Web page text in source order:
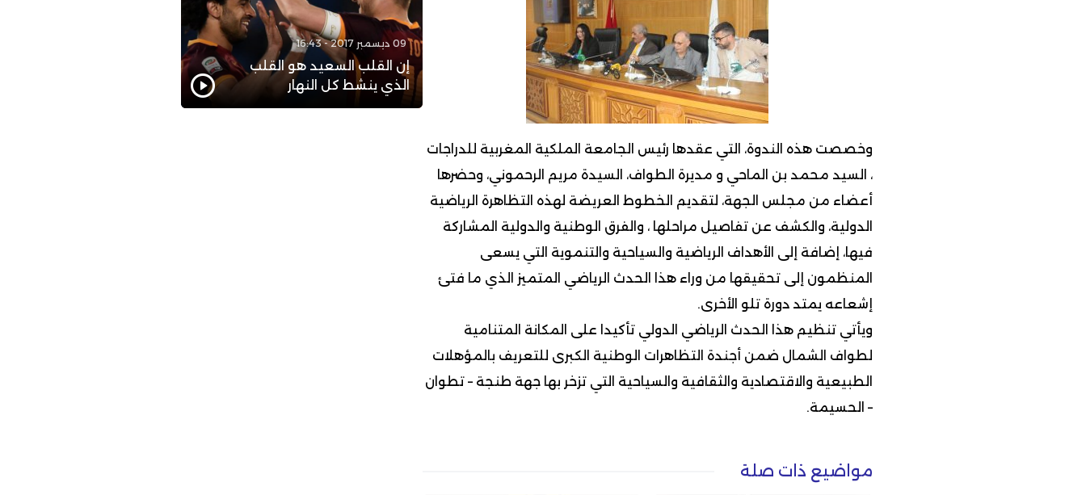
وخصصت هذه الندوة، التي عقدها رئيس الجامعة الملكية المغربية للدراجات
، السيد محمد بن الماحي و مديرة الطواف، السيدة مريم الرحموني، وحضرها
أعضاء من مجلس الجهة، لتقديم الخطوط العريضة لهذه التظاهرة الرياضية
الدولية، والكشف عن تفاصيل مراحلها ، والفرق الوطنية والدولية المشاركة
فيها، إضافة إلى الأهداف الرياضية والسياحية والتنموية التي يسعى
المنظمون إلى تحقيقها من وراء هذا الحدث الرياضي المتميز الذي ما فتئ
إشعاعه يمتد دورة تلو الأخرى.
ويأتي تنظيم هذا الحدث الرياضي الدولي تأكيدا على المكانة المتنامية
لطواف الشمال ضمن أجندة التظاهرات الوطنية الكبرى للتعريف بالمؤهلات
الطبيعية والاقتصادية والثقافية والسياحية التي تزخر بها جهة طنجة – تطوان
– الحسيمة.
مواضيع ذات صلة
09 ديسمبر 2017 - 16:43
إن القلب السعيد هو القلب
الذي ينشط كل النهار